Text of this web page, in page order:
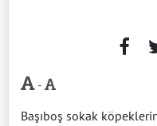
-
Başıboş sokak